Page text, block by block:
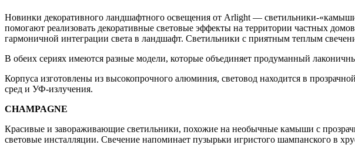
Новинки декоративного ландшафтного освещения от Arlight — светильники-
помогают реализовать декоративные световые эффекты на территории частных
гармоничной интеграции света в ландшафт. Светильники с приятным теплым
В обеих сериях имеются разные модели, которые объединяет продуманный
Корпуса изготовлены из высокопрочного алюминия, световод находится в
сред и УФ-излучения.
CHAMPAGNE
Красивые и завораживающие светильники, похожие на необычные камыши с
световые инсталляции. Свечение напоминает пузырьки игристого шампанского в